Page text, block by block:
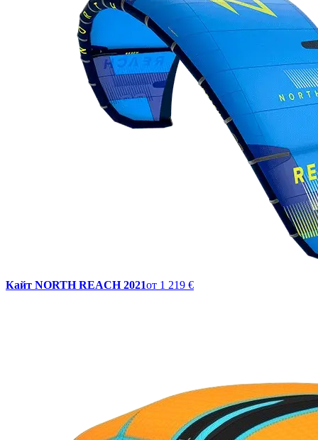
Кайт NORTH REACH 2021от 1 219 €